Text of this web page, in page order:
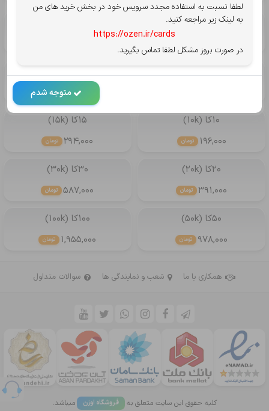
1کا (1k)
98,000
تومان
10کا (10k)
196,000
تومان
15کا (15k)
294,000
تومان
20کا (20k)
391,000
تومان
30کا (30k)
587,000
تومان
50کا (50k)
978,000
تومان
100کا (100k)
1,955,000
تومان
همکاری با ما شعب و نمایندگی ها سوالات متداول
کلیه حقوق این سایت متعلق به فروشگاه اوزن میباشد.
لطفا نسبت به استفاده مجدد سرویس خود در بخش خرید های من
به لینک زیر مراجعه کنید.
https://ozen.ir/cards
در صورت بروز مشکل لطفا تماس بگیرید.
متوجه شدم